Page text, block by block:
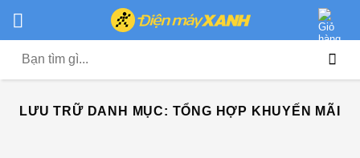
đến
nội
dung
Tìm
LƯU TRỮ DANH MỤC: TỔNG HỢP KHUYẾN MÃI